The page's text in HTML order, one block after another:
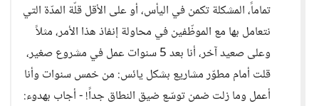
تماماً، المشكلة تكمن في اليأس، أو على الأقل قلّة المدّة التي
نتعامل بها مع الموظّفين في محاولة إنفاذ هذا الأمر، مثلاً
وعلى صعيد آخر، أنا بعد 5 سنوات عمل في مشروع صغير،
قلت أمام مطوّر مشاريع بشكل يائس: من خمس سنوات وأنا
أعمل وما زلت ضمن توسّع ضيق النطاق جداً! - أجاب بهدوء: